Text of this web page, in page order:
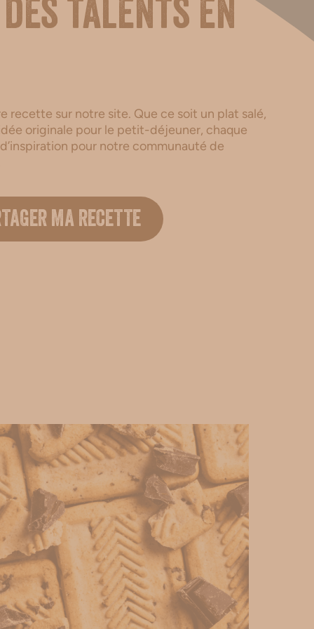
des talents en
recette sur notre site. Que ce soit un plat salé,
originale pour le petit-déjeuner, chaque
pour notre communauté de
MA RECETTE